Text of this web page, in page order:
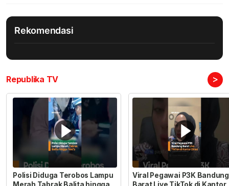
Rekomendasi
Republika TV >
Polisi Diduga Terobos Lampu
Merah Tabrak Balita hingga
Viral Pegawai P3K Bandung
Barat Live TikTok di Kantor